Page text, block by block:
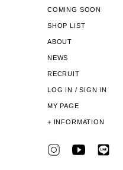
COMING SOON
SHOP LIST
ABOUT
NEWS
RECRUIT
LOG IN / SIGN IN
MY PAGE
+ INFORMATION